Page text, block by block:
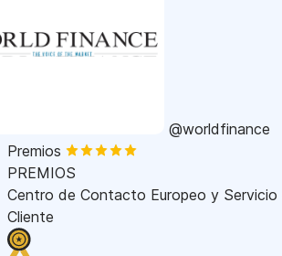
@worldfinance
Premios
PREMIOS
Centro de Contacto Europeo y Servicio
Cliente